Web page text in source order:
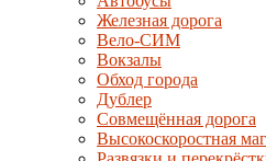
Железная дорога
Вело-СИМ
Вокзалы
Обход города
Дублер
Совмещённая дорога
Высокоскоростная